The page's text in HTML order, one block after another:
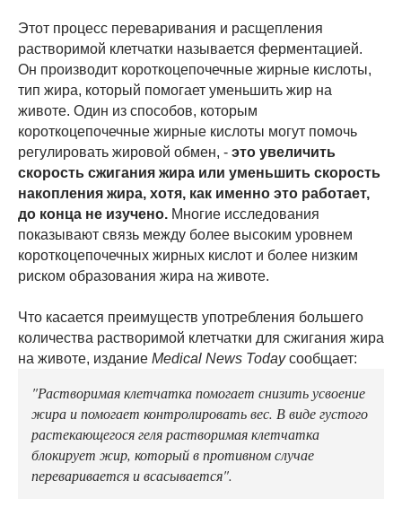
Этот процесс переваривания и расщепления
растворимой клетчатки называется ферментацией.
Он производит короткоцепочечные жирные кислоты,
тип жира, который помогает уменьшить жир на
животе. Один из способов, которым
короткоцепочечные жирные кислоты могут помочь
регулировать жировой обмен, - это увеличить
скорость сжигания жира или уменьшить скорость
накопления жира, хотя, как именно это работает,
до конца не изучено. Многие исследования
показывают связь между более высоким уровнем
короткоцепочечных жирных кислот и более низким
риском образования жира на животе.
Что касается преимуществ употребления большего
количества растворимой клетчатки для сжигания жира
на животе, издание Medical News Todayсообщает:
"Растворимая клетчатка помогает снизить усвоение
жира и помогает контролировать вес. В виде густого
растекающегося геля растворимая клетчатка
блокирует жир, который в противном случае
переваривается и всасывается".